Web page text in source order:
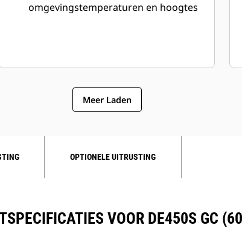
omgevingstemperaturen en hoogtes
Meer Laden
OPTIONELE UITRUSTING
VOOR DE450S GC